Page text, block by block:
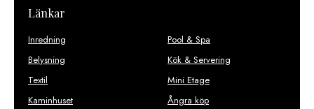
Länkar
Inredning
Belysning
Textil
Kaminhuset
Pool & Spa
Kök & Servering
Mini Etage
Ångra köp